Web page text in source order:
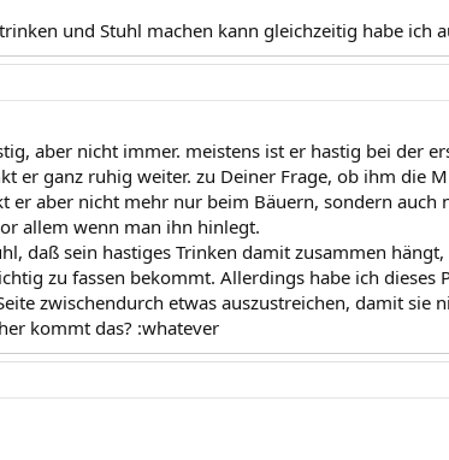
und Stuhl machen kann gleichzeitig habe ich
aber nicht immer. meistens ist er hastig bei der
er ganz ruhig weiter. zu Deiner Frage, ob ihm die
er aber nicht mehr nur beim Bäuern, sondern auch
allem wenn man ihn hinlegt.
daß sein hastiges Trinken damit zusammen
zu fassen bekommt. Allerdings habe ich dieses
zwischendurch etwas auszustreichen, damit sie
kommt das? :whatever